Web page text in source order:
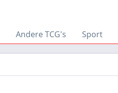
Andere TCG's Sport